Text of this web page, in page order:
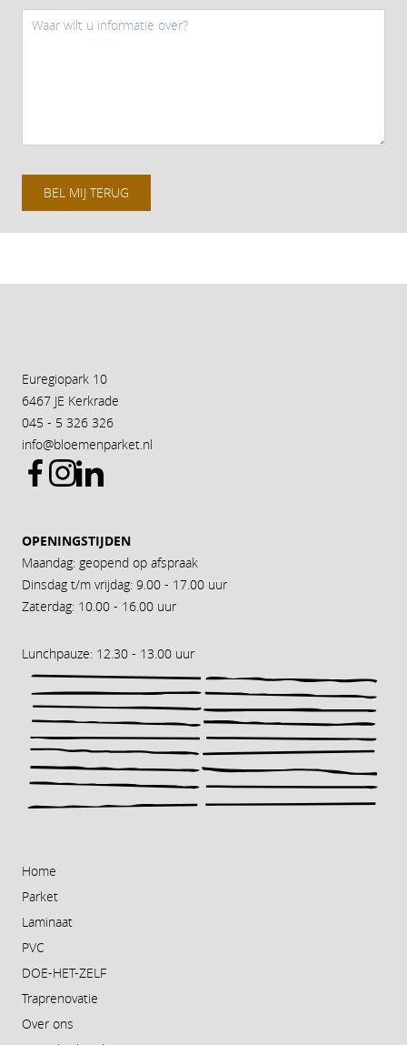
BEL MIJ TERUG
Euregiopark 10
6467 JE Kerkrade
045 - 5 326 326
info@bloemenparket.nl
OPENINGSTIJDEN
Maandag: geopend op afspraak
Dinsdag t/m vrijdag: 9.00 - 17.00 uur
Zaterdag: 10.00 - 16.00 uur
Lunchpauze: 12.30 - 13.00 uur
Home
Parket
Laminaat
PVC
DOE-HET-ZELF
Traprenovatie
Over ons